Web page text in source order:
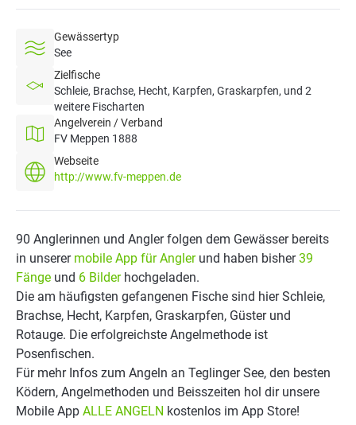
Gewässertyp
See
Zielfische
Schleie, Brachse, Hecht, Karpfen, Graskarpfen, und 2
weitere Fischarten
Angelverein / Verband
FV Meppen 1888
Webseite
http://www.fv-meppen.de
90 Anglerinnen und Angler folgen dem Gewässer bereits
in unserer mobile App für Anglerund haben bisher39
Fänge und 6 Bilderhochgeladen.
Die am häufigsten gefangenen Fische sind hier Schleie,
Brachse, Hecht, Karpfen, Graskarpfen, Güster und
Rotauge. Die erfolgreichste Angelmethode ist
Posenfischen.
Für mehr Infos zum Angeln an Teglinger See, den besten
Ködern, Angelmethoden und Beisszeiten hol dir unsere
Mobile App ALLE ANGELN kostenlos im App Store!